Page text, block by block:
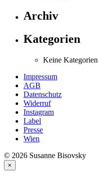
Archiv
Kategorien
Keine Kategorien
Impressum
AGB
Datenschutz
Widerruf
Instagram
Label
Presse
Wien
© 2026 Susanne Bisovsky
×